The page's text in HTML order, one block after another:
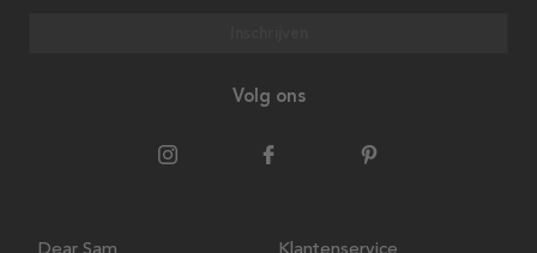
Volg ons
Dear Sam Klantenservice